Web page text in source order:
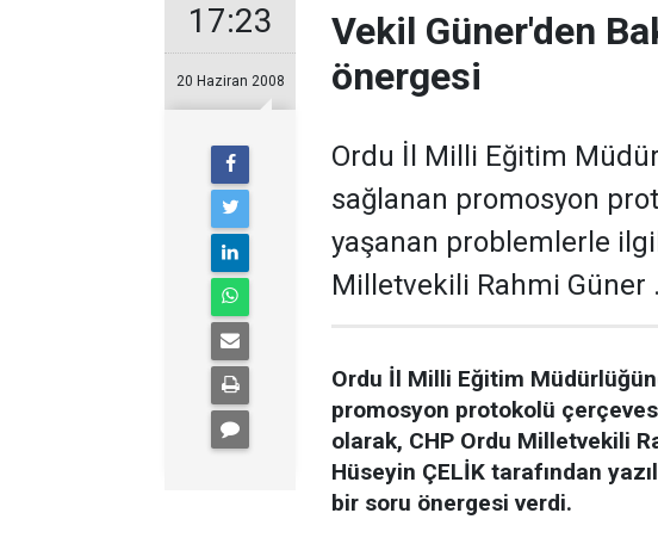
17:23
20 Haziran 2008
Vekil Güner'den
önergesi
Ordu İl Milli Eğitim
sağlanan promosyon
yaşanan problemlerle
Milletvekili Rahmi Güner
Ordu İl Milli Eğitim
promosyon protokolü
olarak, CHP Ordu Milletvekili
Hüseyin ÇELİK tarafından
bir soru önergesi verdi.